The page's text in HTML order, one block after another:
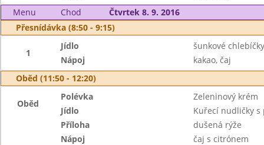
Menu
Chod
Čtvrtek 8. 9. 2016
Přesnídávka (8:50 - 9:15)
1
Jídlo
šunkové
Nápoj
kakao, čaj
Oběd (11:50 - 12:20)
Oběd
Polévka
Zeleninový krém
Jídlo
Kuřecí nudličky s
Příloha
dušená rýže
Nápoj
čaj s citrónem